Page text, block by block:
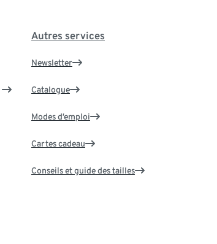
Autres services
Newsletter
Catalogue
Modes d’emploi
Cartes cadeau
Conseils et guide des tailles